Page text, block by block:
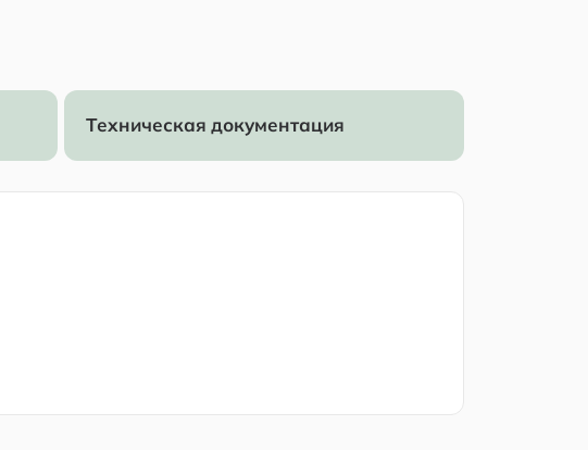
Техническая документация